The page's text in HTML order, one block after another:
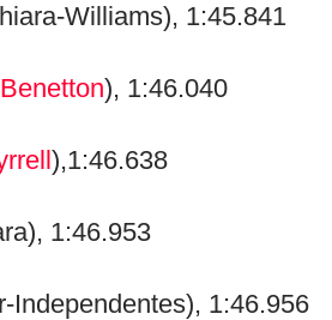
Williams), 1:45.841
Benetton), 1:46.040
),1:46.638
1:46.953
Independentes), 1:46.956